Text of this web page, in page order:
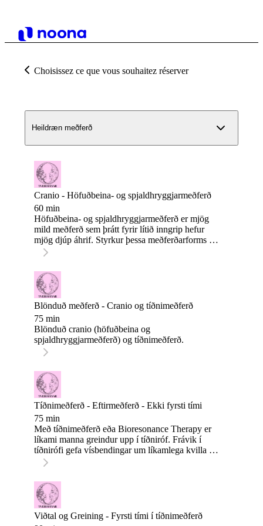
Choisissez ce que vous souhaitez réserver
Heildræn meðferð
Cranio - Höfuðbeina- og spjaldhryggjarmeðferð
60 min
Höfuðbeina- og spjaldhryggjarmeðferð er mjög
mild meðferð sem þrátt fyrir lítið inngrip hefur
mjög djúp áhrif. Styrkur þessa meðferðarforms er
m.a. að hluti meðferðarinnar felst í að vinna frá
vinnur með líkamanum í að auka eigin getu til að
efla starfsemi miðtaugakerfis-ins, minnkar
neikvæðar afleiðingar streitu, eflir almennt
heilsufar og eykur viðnám gegn sjúkdómum.
Blönduð meðferð - Cranio og tíðnimeðferð
75 min
Blönduð cranio (höfuðbeina og
spjaldhryggjarmeðferð) og tíðnimeðferð.
Tíðnimeðferð - Eftirmeðferð - Ekki fyrsti tími
75 min
Með tíðnimeðferð eða Bioresonance Therapy er
líkami manna greindur upp í tíðniróf. Frávik í
tíðnirófi gefa vísbendingar um líkamlega kvilla og
jafnvel sjúkdóma. Hægt er að meðhöndla þessi
hefur hjálpað mörgum til betra lífs og er notuð á
sjúkrastofnunum víða um heim en mest af
meðferðaraðilum sem sérhæfa sig í óhefðbundinni
nálgun.
Viðtal og Greining - Fyrsti tími í tíðnimeðferð